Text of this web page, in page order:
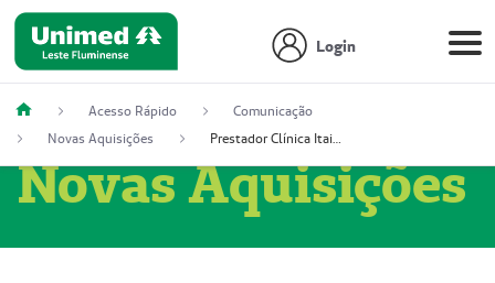
Login
Acesso Rápido
Comunicação
Novas Aquisições
Prestador Clínica Itaipú Ltda (51004348-2)
Novas Aquisições